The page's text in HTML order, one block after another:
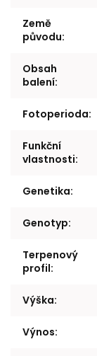
Země
původu:
Obsah
balení:
Fotoperioda:
Funkční
vlastnosti:
Genetika:
Genotyp:
Terpenový
profil:
Výška:
Výnos: